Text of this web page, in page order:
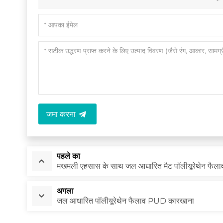
जमा करना
पहले का
मखमली एहसास के साथ जल आधारित मैट पॉलीयूरेथेन
अगला
जल आधारित पॉलीयूरेथेन फैलाव PUD कारखाना